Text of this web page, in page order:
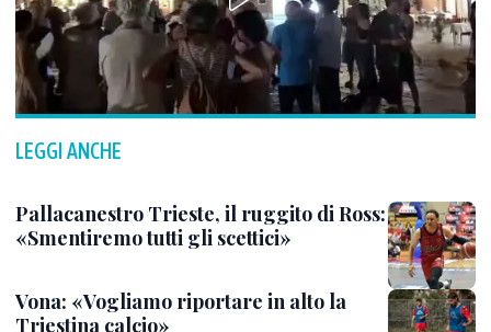
LEGGI ANCHE
Pallacanestro Trieste, il ruggito di Ross:
«Smentiremo tutti gli scettici»
Vona: «Vogliamo riportare in alto la
Triestina calcio»